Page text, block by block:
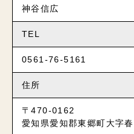
神谷信広
TEL
0561-76-5161
住所
〒470-0162
愛知県愛知郡東郷町大字